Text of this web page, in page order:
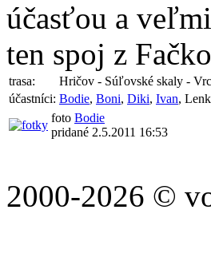
účasťou a
ten spoj z
trasa:
Hričov - Súľovské skaly -
účastníci: Bodie, Boni, Diki, Ivan,
foto Bodie
pridané 2.5.2011 16:53
2000-2026 ©